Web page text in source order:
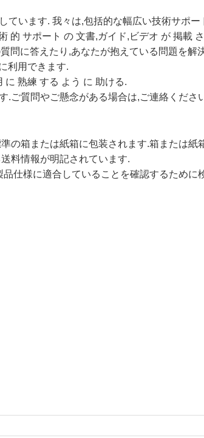
います. 我々は,包括的な幅広い技術サポ
的 サポート の 文書,ガイド,ビデオ が 掲載
問に答えたり,あなたが抱えている問題を解
利用できます.
に 熟練 する よう に 助ける.
.ご質問やご懸念がある場合は,ご連絡くださ
の箱または紙箱に包装されます.箱または紙
料情報が明記されています.
仕様に適合していることを確認するために